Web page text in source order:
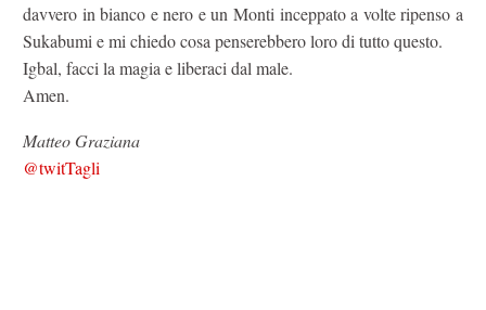
davvero in bianco e nero e un Monti inceppato a volte ripenso a
Sukabumi e mi chiedo cosa penserebbero loro di tutto questo.
Igbal, facci la magia e liberaci dal male.
Amen.
Matteo Graziana
@twitTagli